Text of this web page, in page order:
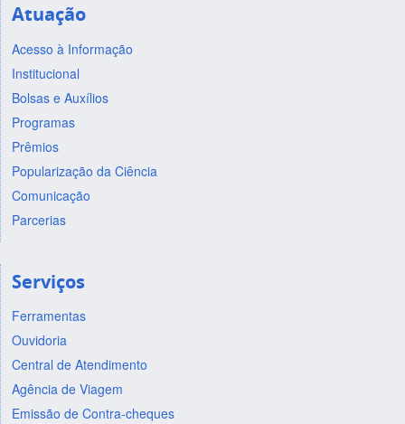
Atuação
Acesso à Informação
Institucional
Bolsas e Auxílios
Programas
Prêmios
Popularização da Ciência
Comunicação
Parcerias
Serviços
Ferramentas
Ouvidoria
Central de Atendimento
Agência de Viagem
Emissão de Contra-cheques